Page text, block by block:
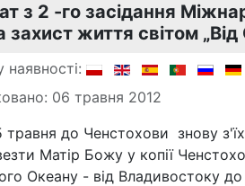
з 2 -го засідання
захист життя світом
06 травня 2012
травня до Ченстохови знову
Матір Божу у копії
Океану - від Владивостоку